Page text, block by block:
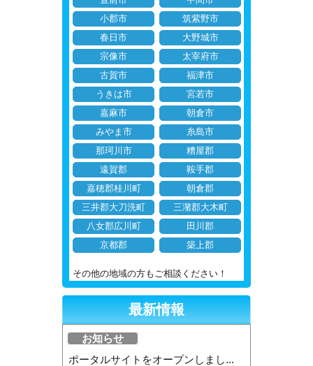
小郡市
筑紫野市
春日市
大野城市
宗像市
太宰府市
古賀市
福津市
うきは市
宮若市
嘉麻市
朝倉市
みやま市
糸島市
那珂川市
糟屋郡
遠賀郡
鞍手郡
嘉穂郡桂川町
朝倉郡
三井郡大刀洗町
三潴郡大木町
八女郡広川町
田川郡
京都郡
築上郡
その他の地域の方もご相談ください！
最新情報
お知らせ
ポータルサイトをオープンしまし...